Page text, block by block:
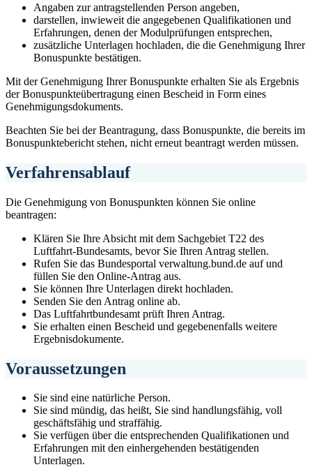
Angaben zur antragstellenden Person angeben,
darstellen, inwieweit die angegebenen Qualifikationen und
Erfahrungen, denen der Modulprüfungen entsprechen,
zusätzliche Unterlagen hochladen, die die Genehmigung Ihrer
Bonuspunkte bestätigen.
Mit der Genehmigung Ihrer Bonuspunkte erhalten Sie als Ergebnis
der Bonuspunkteübertragung einen Bescheid in Form eines
Genehmigungsdokuments.
Beachten Sie bei der Beantragung, dass Bonuspunkte, die bereits im
Bonuspunktebericht stehen, nicht erneut beantragt werden müssen.
Verfahrensablauf
Die Genehmigung von Bonuspunkten können Sie online
beantragen:
Klären Sie Ihre Absicht mit dem Sachgebiet T22 des
Luftfahrt-Bundesamts, bevor Sie Ihren Antrag stellen.
Rufen Sie das Bundesportal verwaltung.bund.de auf und
füllen Sie den Online-Antrag aus.
Sie können Ihre Unterlagen direkt hochladen.
Senden Sie den Antrag online ab.
Das Luftfahrtbundesamt prüft Ihren Antrag.
Sie erhalten einen Bescheid und gegebenenfalls weitere
Ergebnisdokumente.
Voraussetzungen
Sie sind eine natürliche Person.
Sie sind mündig, das heißt, Sie sind handlungsfähig, voll
geschäftsfähig und straffähig.
Sie verfügen über die entsprechenden Qualifikationen und
Erfahrungen mit den einhergehenden bestätigenden
Unterlagen.